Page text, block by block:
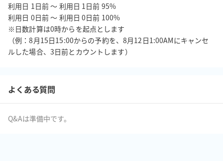
利用日 1日前 ～ 利用日 1日前 95%
利用日 0日前 ～ 利用日 0日前 100%
※日数計算は0時からを起点とします
（例：8月15日15:00からの予約を、8月12日1:00AMにキャンセ
よくある質問
Q&Aは準備中です。